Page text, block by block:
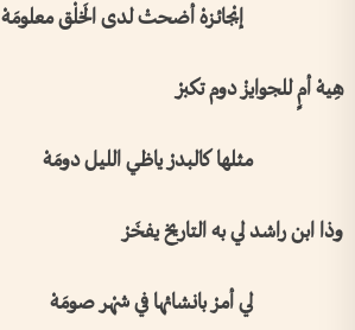
إبْجائزهْ أضحتْ لدى الَخلْق معلومَهْ
هِيهْ أمٍ للجوايزْ دوم تكبرْ
مثلها كالبدرْ ياظي الليل دومَهْ
وذا ابن راشد لي به التاريخ يفخَرْ
لي أمرْ بانشائها في شهْر صومَهْ